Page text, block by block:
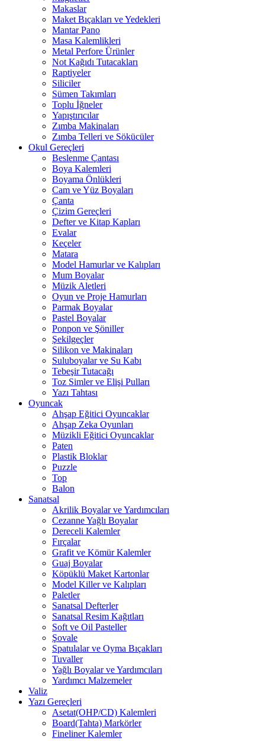
Makaslar
Maket Bıçakları ve Yedekleri
Mantar Pano
Masa Kalemlikleri
Metal Perfore Ürünler
Not Kağıdı Tutacakları
Raptiyeler
Siliciler
Sümen Takımları
Toplu İğneler
Yapıştırıcılar
Zımba Makinaları
Zımba Telleri ve Sökücüler
Okul Gereçleri
Beslenme Çantası
Boya Kalemleri
Boyama Önlükleri
Cam ve Yüz Boyaları
Çanta
Çizim Gereçleri
Defter ve Kitap Kapları
Evalar
Keçeler
Matara
Model Hamurlar ve Kalıpları
Mum Boyalar
Müzik Aletleri
Oyun ve Proje Hamurları
Parmak Boyalar
Pastel Boyalar
Ponpon ve Şöniller
Şekilgeçler
Silikon ve Makinaları
Suluboyalar ve Su Kabı
Tebeşir Tutacağı
Toz Simler ve Elişi Pulları
Yazı Tahtası
Oyuncak
Ahşap Eğitici Oyuncaklar
Ahşap Zeka Oyunları
Müzikli Eğitici Oyuncaklar
Paten
Plastik Bloklar
Puzzle
Top
Balon
Sanatsal
Akrilik Boyalar ve Yardımcıları
Cezanne Yağlı Boyalar
Dereceli Kalemler
Fırçalar
Grafit ve Kömür Kalemler
Guaj Boyalar
Köpüklü Maket Kartonlar
Model Killer ve Kalıpları
Paletler
Sanatsal Defterler
Sanatsal Resim Kağıtları
Soft ve Oil Pasteller
Şovale
Spatulalar ve Oyma Bıçakları
Tuvaller
Yağlı Boyalar ve Yardımcıları
Yardımcı Malzemeler
Valiz
Yazı Gereçleri
Asetat(OHP/CD) Kalemleri
Board(Tahta) Markörler
Fineliner Kalemler